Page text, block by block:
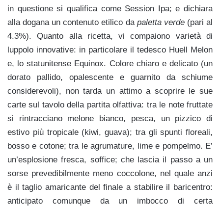
in questione si qualifica come Session Ipa; e dichiara
alla dogana un contenuto etilico da paletta verde(pari al
4.3%). Quanto alla ricetta, vi compaiono varietà di
luppolo innovative: in particolare il tedesco Huell Melon
e, lo statunitense Equinox. Colore chiaro e delicato (un
dorato pallido, opalescente e guarnito da schiume
considerevoli), non tarda un attimo a scoprire le sue
carte sul tavolo della partita olfattiva: tra le note fruttate
si rintracciano melone bianco, pesca, un pizzico di
estivo più tropicale (kiwi, guava); tra gli spunti floreali,
bosso e cotone; tra le agrumature, lime e pompelmo. E’
un’esplosione fresca, soffice; che lascia il passo a un
sorse prevedibilmente meno coccolone, nel quale anzi
è il taglio amaricante del finale a stabilire il baricentro:
anticipato comunque da un imbocco di certa